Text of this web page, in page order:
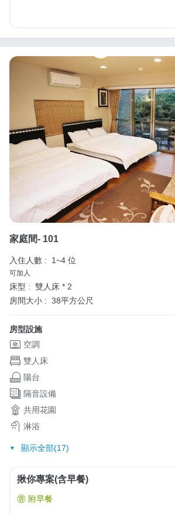
家庭間- 101
入住人數 : 1~4 位
可加人
床型 : 雙人床 * 2
房間大小 : 38平方公尺
房型設施
空調
雙人床
陽台
隔音設備
共用花園
淋浴
顯示全部(17)
揪你專案(含早餐)
附早餐